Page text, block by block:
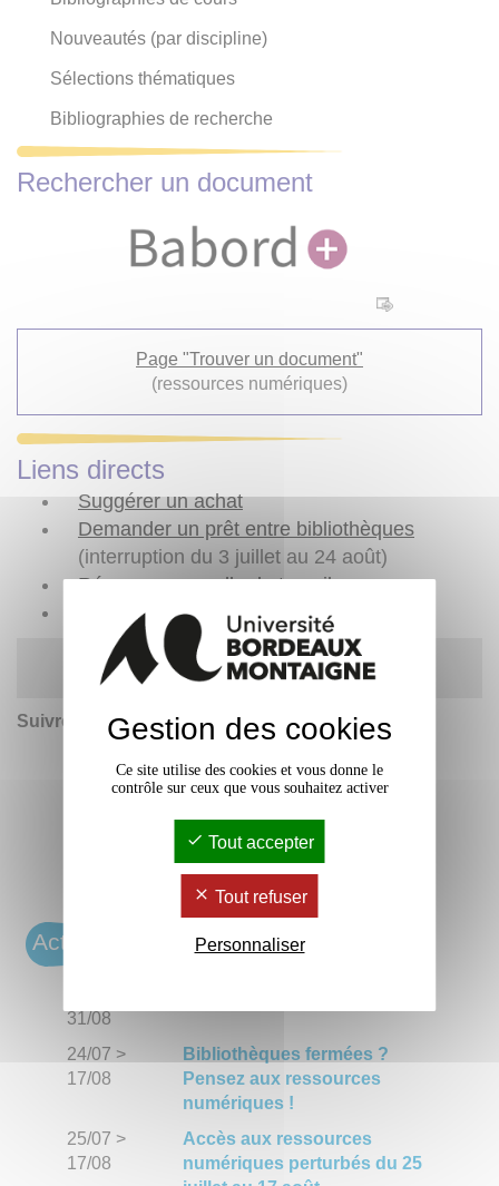
Nouveautés (par discipline)
Sélections thématiques
Bibliographies de recherche
Rechercher un document
Page "Trouver un document"
(ressources numériques)
Liens directs
Suggérer un achat
Demander un prêt entre bibliothèques
(interruption du 3 juillet au 24 août)
Réserver une salle de travail
Contacter le service
Règles d'usage des bibliothèques
Suivre l'actualité desBU :
Actus des BU
31/08
24/07 >
17/08
Bibliothèques fermées ?
Pensez aux ressources
numériques !
25/07 >
17/08
Accès aux ressources
numériques perturbés du 25
Gestion des cookies
Ce site utilise des cookies et vous donne le
contrôle sur ceux que vous souhaitez activer
Tout accepter
Tout refuser
Personnaliser